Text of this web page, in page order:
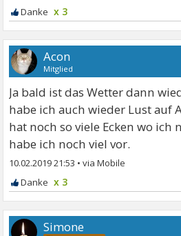
x 3
Acon
Mitglied
Ja bald ist das Wetter dann
habe ich auch wieder Lust auf
hat noch so viele Ecken wo ich
habe ich noch viel vor.
10.02.2019 21:53 •
x 3
Simone